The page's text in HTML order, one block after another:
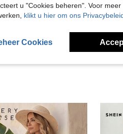
u "Cookies beheren". Voor
klikt u hier om ons
Cookies